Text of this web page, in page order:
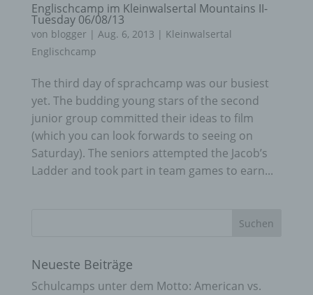
Englischcamp im Kleinwalsertal Mountains II-
Tuesday 06/08/13
von blogger | Aug. 6, 2013 | Kleinwalsertal
Englischcamp
The third day of sprachcamp was our busiest
yet. The budding young stars of the second
junior group committed their ideas to film
(which you can look forwards to seeing on
Saturday). The seniors attempted the Jacob’s
Ladder and took part in team games to earn...
Neueste Beiträge
Schulcamps unter dem Motto: American vs.